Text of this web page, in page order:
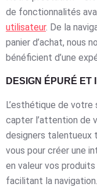
de fonctionnalités
utilisateur. De la
panier d’achat, nous
bénéficient d’une
DESIGN ÉPURÉ ET
L’esthétique de
capter l’attention de
designers talentueux
vous pour créer une
en valeur vos
facilitant la navigation.